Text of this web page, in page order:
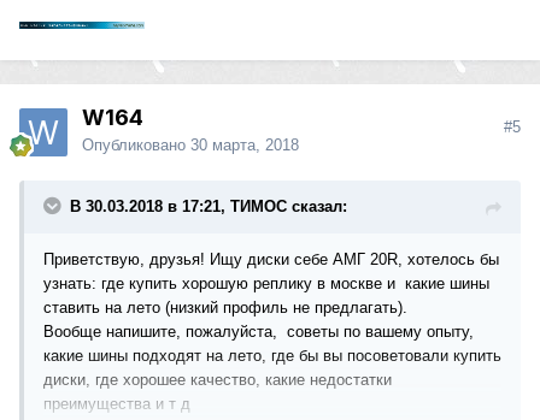
W164
Опубликовано 30 марта, 2018
#5
В 30.03.2018 в 17:21, ТИМОС сказал:
Приветствую, друзья! Ищу диски себе АМГ 20R, хотелось бы
узнать: где купить хорошую реплику в москве и какие шины
ставить на лето (низкий профиль не предлагать).
Вообще напишите, пожалуйста, советы по вашему опыту,
какие шины подходят на лето, где бы вы посоветовали купить
диски, где хорошее качество, какие недостатки
преимущества и т д